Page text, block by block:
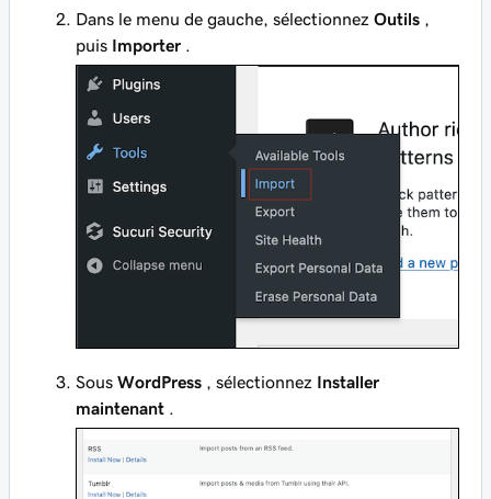
Dans le menu de gauche, sélectionnez Outils ,
puis Importer .
Sous WordPress , sélectionnez Installer
maintenant